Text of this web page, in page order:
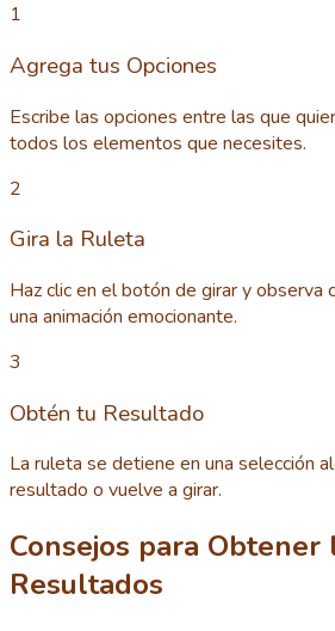
1
Agrega tus Opciones
Escribe las opciones entre las que
todos los elementos que necesites.
2
Gira la Ruleta
Haz clic en el botón de girar y observa
una animación emocionante.
3
Obtén tu Resultado
La ruleta se detiene en una selección
resultado o vuelve a girar.
Consejos para Obtener
Resultados